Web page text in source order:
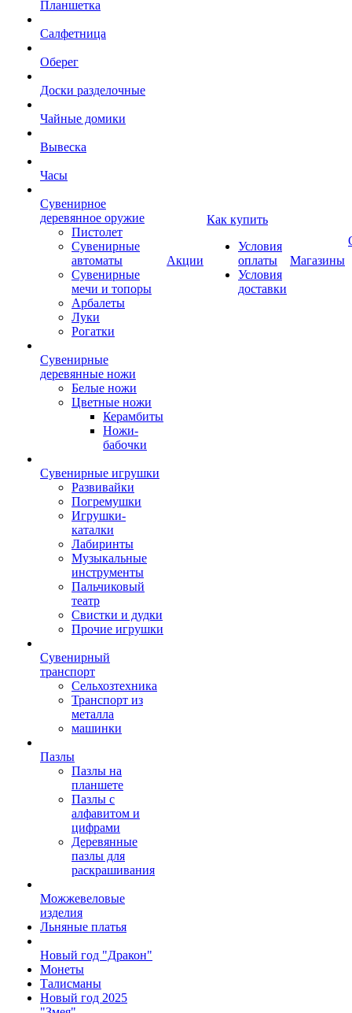
Планшетка
Салфетница
Оберег
Доски разделочные
Чайные домики
Вывеска
Часы
Сувенирное
деревянное оружие
Пистолет
Сувенирные
автоматы
Сувенирные
мечи и топоры
Арбалеты
Луки
Рогатки
Сувенирные
деревянные ножи
Белые ножи
Цветные ножи
Керамбиты
Ножи-
бабочки
Сувенирные игрушки
Развивайки
Погремушки
Игрушки-
каталки
Лабиринты
Музыкальные
инструменты
Пальчиковый
театр
Свистки и дудки
Прочие игрушки
Сувенирный
транспорт
Сельхозтехника
Транспорт из
металла
машинки
Пазлы
Пазлы на
планшете
Пазлы с
алфавитом и
цифрами
Деревянные
пазлы для
раскрашивания
Можжевеловые
изделия
Льняные платья
Новый год "Дракон"
Монеты
Талисманы
Новый год 2025
Акции
Как купить
Условия
оплаты
Условия
доставки
Магазины